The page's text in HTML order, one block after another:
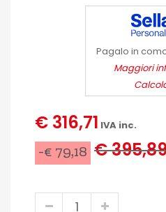
Pagalo in
Maggiori
€ 316,71 IVA inc.
-€ 79,18 €